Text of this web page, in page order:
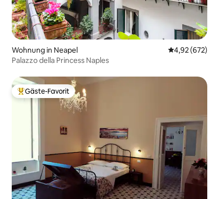
Wohnung in Neapel
4,92 (672)
Palazzo della Princess Naples
Beliebter Gäste-Favorit.
Gäste-Favorit